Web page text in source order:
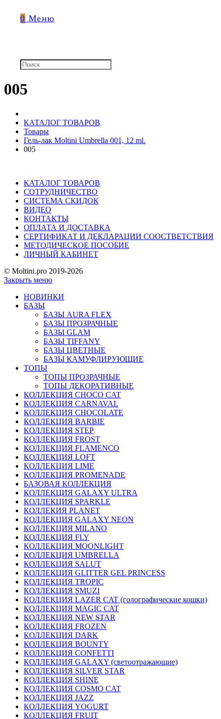
0 Меню
005
КАТАЛОГ ТОВАРОВ
Товары
Гель-лак Moltini Umbrella 001, 12 ml.
005
КАТАЛОГ ТОВАРОВ
СОТРУДНИЧЕСТВО
СИСТЕМА СКИДОК
ВИДЕО
КОНТАКТЫ
ОПЛАТА И ДОСТАВКА
СЕРТИФИКАТ И ДЕКЛАРАЦИИ СООСТВЕТСТВИЯ
МЕТОДИЧЕСКОЕ ПОСОБИЕ
ЛИЧНЫЙ КАБИНЕТ
© Moltini.pro 2019-2026
Закрыть меню
НОВИНКИ
БАЗЫ
БАЗЫ AURA FLEX
БАЗЫ ПРОЗРАЧНЫЕ
БАЗЫ GLAM
БАЗЫ TIFFANY
БАЗЫ ЦВЕТНЫЕ
БАЗЫ КАМУФЛИРУЮЩИЕ
ТОПЫ
ТОПЫ ПРОЗРАЧНЫЕ
ТОПЫ ДЕКОРАТИВНЫЕ
КОЛЛЕКЦИЯ CHOCO CAT
КОЛЛЕКЦИЯ CARNAVAL
КОЛЛЕКЦИЯ CHOCOLATE
КОЛЛЕКЦИЯ BARBIE
КОЛЛЕКЦИЯ STEP
КОЛЛЕКЦИЯ FROST
КОЛЛЕКЦИЯ FLAMENCO
КОЛЛЕКЦИЯ LOFT
КОЛЛЕКЦИЯ LIME
КОЛЛЕКЦИЯ PROMENADE
БАЗОВАЯ КОЛЛЕКЦИЯ
КОЛЛЕКЦИЯ GALAXY ULTRA
КОЛЛЕКЦИЯ SPARKLE
КОЛЛЕКИЯ PLANET
КОЛЛЕКЦИЯ GALAXY NEON
КОЛЛЕКЦИЯ MILANO
КОЛЛЕКЦИЯ FLY
КОЛЛЕКЦИЯ MOONLIGHT
КОЛЛЕКЦИЯ UMBRELLA
КОЛЛЕКЦИЯ SALUT
КОЛЛЕКЦИЯ GLITTER GEL PRINCESS
КОЛЛЕКЦИЯ TROPIC
КОЛЛЕКЦИЯ SMUZI
КОЛЛЕКЦИЯ LAZER CAT (голографические кошки)
КОЛЛЕКЦИЯ MAGIC CAT
КОЛЛЕКЦИЯ NEW STAR
КОЛЛЕКЦИЯ FROZEN
КОЛЛЕКЦИЯ DARK
КОЛЛЕКЦИЯ BOUNTY
КОЛЛЕКЦИЯ CONFETTI
КОЛЛЕКЦИЯ GALAXY (светоотражающие)
КОЛЛЕКЦИЯ SILVER STAR
КОЛЛЕКЦИЯ SHINE
КОЛЛЕКЦИЯ COSMO CAT
КОЛЛЕКЦИЯ JAZZ
КОЛЛЕКЦИЯ YOGURT
КОЛЛЕКЦИЯ FRUIT